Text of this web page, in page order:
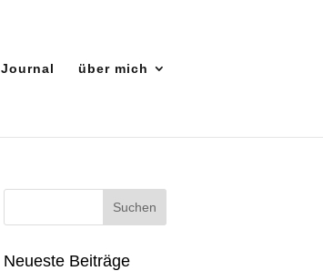
Journal über mich
Neueste Beiträge